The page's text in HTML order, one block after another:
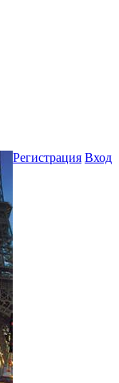
Регистрация Вход